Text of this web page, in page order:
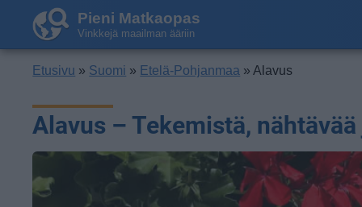
Pieni Matkaopas
Vinkkejä maailman ääriin
Etusivu » Suomi » Etelä-Pohjanmaa » Alavus
Alavus – Tekemistä,